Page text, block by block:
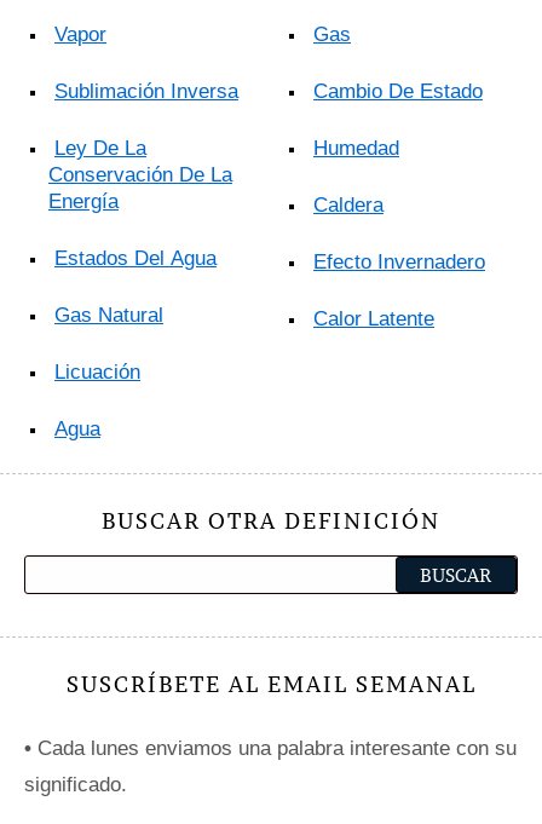
Vapor
Sublimación Inversa
Ley De La
Conservación De La
Energía
Estados Del Agua
Gas Natural
Licuación
Agua
Gas
Cambio De Estado
Humedad
Caldera
Efecto Invernadero
Calor Latente
BUSCAR OTRA DEFINICIÓN
SUSCRÍBETE AL EMAIL SEMANAL
• Cada lunes enviamos una palabra interesante con su
significado.